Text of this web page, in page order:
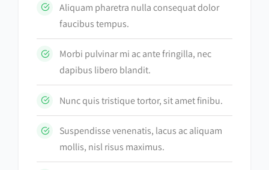
Aliquam pharetra nulla consequat dolor
faucibus tempus.
Morbi pulvinar mi ac ante fringilla, nec
dapibus libero blandit.
Nunc quis tristique tortor, sit amet finibu.
Suspendisse venenatis, lacus ac aliquam
mollis, nisl risus maximus.